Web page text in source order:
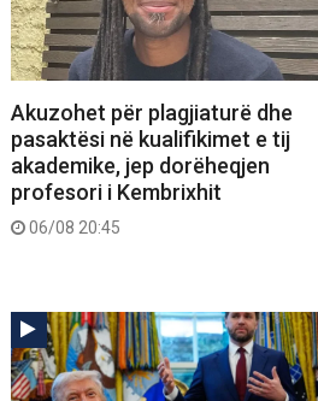
Akuzohet për plagjiaturë dhe
pasaktësi në kualifikimet e tij
akademike, jep dorëheqjen
profesori i Kembrixhit
06/08 20:45